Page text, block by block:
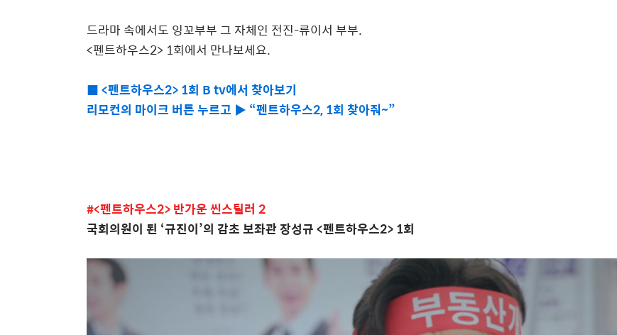
드라마 속에서도 잉꼬부부 그 자체인 전진-류이서 부부.
<펜트하우스2> 1회에서 만나보세요.
■ <펜트하우스2> 1회 B tv에서 찾아보기
리모컨의 마이크 버튼 누르고 ▶ “펜트하우스2, 1회 찾아줘~”
#<펜트하우스2> 반가운 씬스틸러 2
국회의원이 된 ‘규진이’의 감초 보좌관 장성규<펜트하우스2> 1회